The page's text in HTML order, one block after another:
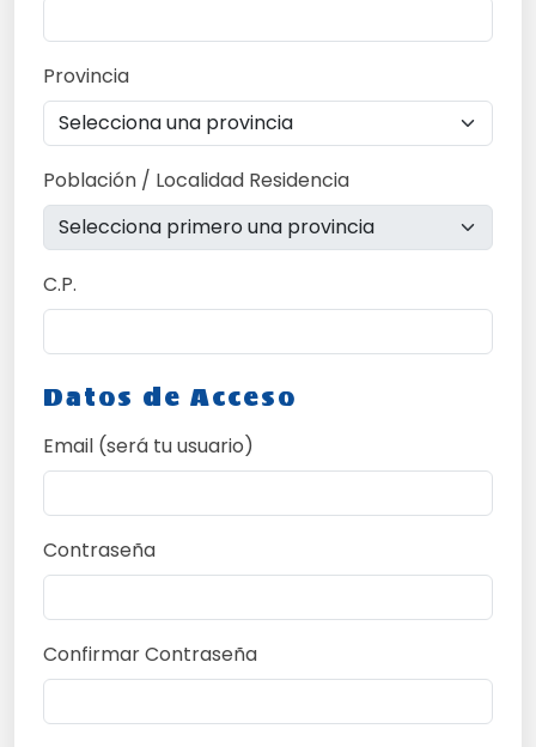
Provincia
Población / Localidad Residencia
C.P.
Datos de Acceso
Email (será tu usuario)
Contraseña
Confirmar Contraseña